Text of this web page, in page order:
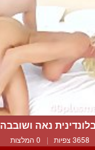
נאה ושובבה
3658 צפיות | 0 המלצות